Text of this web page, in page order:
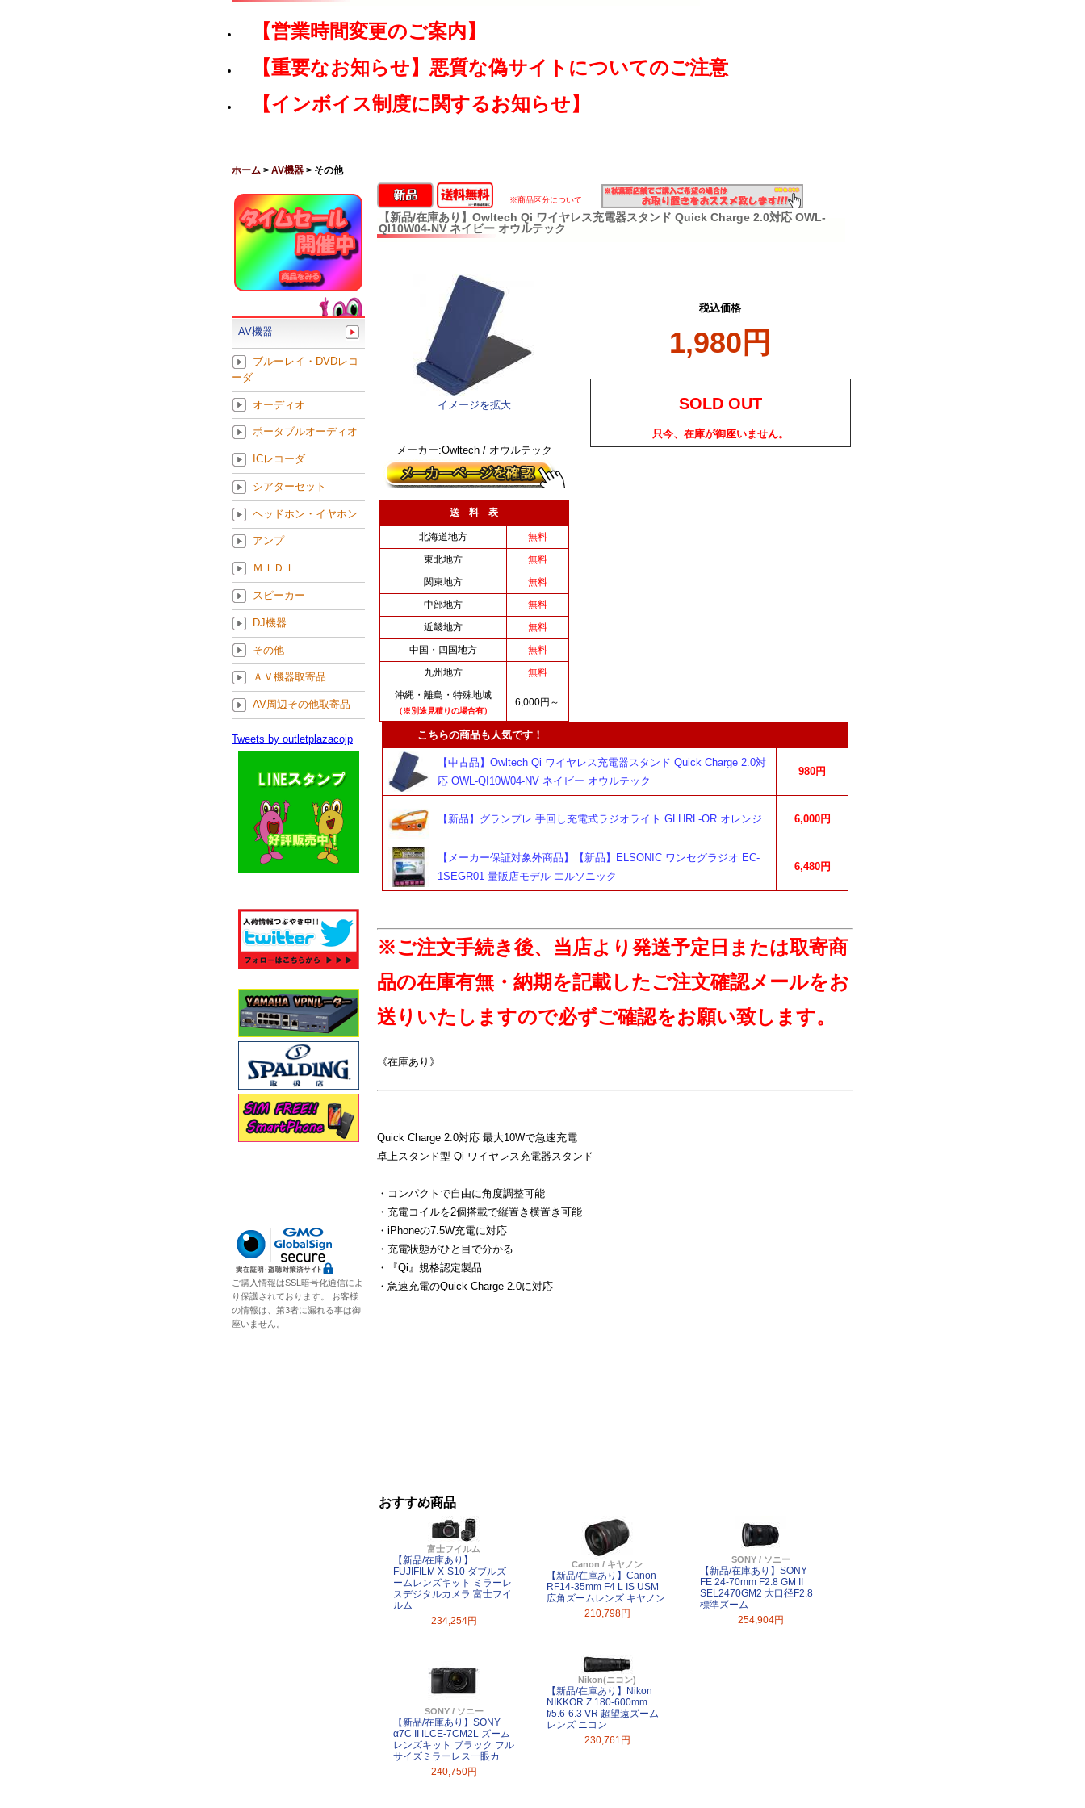
【営業時間変更のご案内】
【重要なお知らせ】悪質な偽サイトについてのご注意
【インボイス制度に関するお知らせ】
ホーム > AV機器 > その他
※商品区分について
【新品/在庫あり】Owltech Qi ワイヤレス充電器スタンド Quick Charge 2.0対応 OWL-
QI10W04-NV ネイビー オウルテック
イメージを拡大
メーカー:Owltech / オウルテック
送 料 表
北海道地方
無料
東北地方
無料
関東地方
無料
中部地方
無料
近畿地方
無料
中国・四国地方
無料
九州地方
無料
沖縄・離島・特殊地域
（※別途見積りの場合有）
6,000円～
税込価格
1,980円
SOLD OUT
只今、在庫が御座いません。
こちらの商品も人気です！
【中古品】Owltech Qi ワイヤレス充電器スタンド Quick Charge 2.0対
応 OWL-QI10W04-NV ネイビー オウルテック
980円
【新品】グランプレ 手回し充電式ラジオライト GLHRL-OR オレンジ 6,000円
【メーカー保証対象外商品】【新品】ELSONIC ワンセグラジオ EC-
1SEGR01 量販店モデル エルソニック
6,480円
※ご注文手続き後、当店より発送予定日または取寄商
品の在庫有無・納期を記載したご注文確認メールをお
送りいたしますので必ずご確認をお願い致します。
《在庫あり》
Quick Charge 2.0対応 最大10Wで急速充電
卓上スタンド型 Qi ワイヤレス充電器スタンド
・コンパクトで自由に角度調整可能
・充電コイルを2個搭載で縦置き横置き可能
・iPhoneの7.5W充電に対応
・充電状態がひと目で分かる
・『Qi』規格認定製品
・急速充電のQuick Charge 2.0に対応
おすすめ商品
富士フイルム
【新品/在庫あり】
FUJIFILM X-S10 ダブルズ
ームレンズキット ミラーレ
スデジタルカメラ 富士フイ
ルム
234,254円
Canon / キヤノン
【新品/在庫あり】Canon
RF14-35mm F4 L IS USM
広角ズームレンズ キヤノン
210,798円
SONY / ソニー
【新品/在庫あり】SONY
FE 24-70mm F2.8 GM II
SEL2470GM2 大口径F2.8
標準ズーム
254,904円
SONY / ソニー
【新品/在庫あり】SONY
α7C II ILCE-7CM2L ズーム
レンズキット ブラック フル
サイズミラーレス一眼カ
240,750円
Nikon(ニコン)
【新品/在庫あり】Nikon
NIKKOR Z 180-600mm
f/5.6-6.3 VR 超望遠ズーム
レンズ ニコン
230,761円
AV機器
ブルーレイ・DVDレコ
ーダ
オーディオ
ポータブルオーディオ
ICレコーダ
シアターセット
ヘッドホン・イヤホン
アンプ
ＭＩＤＩ
スピーカー
DJ機器
その他
ＡＶ機器取寄品
AV周辺その他取寄品
Tweets by outletplazacojp
ご購入情報はSSL暗号化通信によ
り保護されております。 お客様
の情報は、第3者に漏れる事は御
座いません。